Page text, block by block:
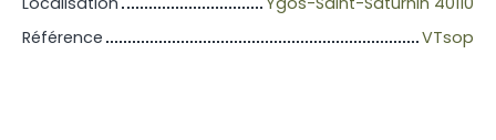
Référence
VTsop